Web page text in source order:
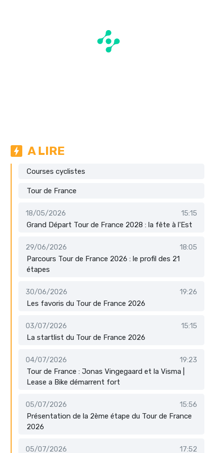
A LIRE
Courses cyclistes
Tour de France
18/05/2026
15:15
Grand Départ Tour de France 2028 : la fête à l'Est
29/06/2026
18:05
Parcours Tour de France 2026 : le profil des 21
étapes
30/06/2026
19:26
Les favoris du Tour de France 2026
03/07/2026
15:15
La startlist du Tour de France 2026
04/07/2026
19:23
Tour de France : Jonas Vingegaard et la Visma |
Lease a Bike démarrent fort
05/07/2026
15:56
Présentation de la 2ème étape du Tour de France
2026
05/07/2026
17:52